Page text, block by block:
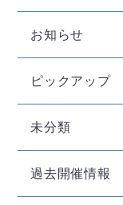
お知らせ
ピックアップ
未分類
過去開催情報